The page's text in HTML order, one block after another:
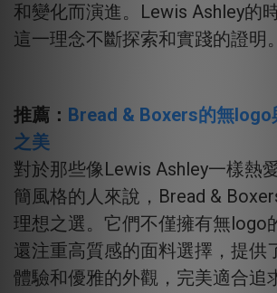
和變化而演進。Lewis Ashley的
這一理念不斷探索和實踐的證明。
推薦： Bread & Boxers的無logo
之美
對於那些像Lewis Ashley一樣熱
簡風格的人來說，Bread &
理想之選。它們不僅擁有無logo
還注重高質感的面料選擇，提供
體驗和優雅的外觀，完美適合追